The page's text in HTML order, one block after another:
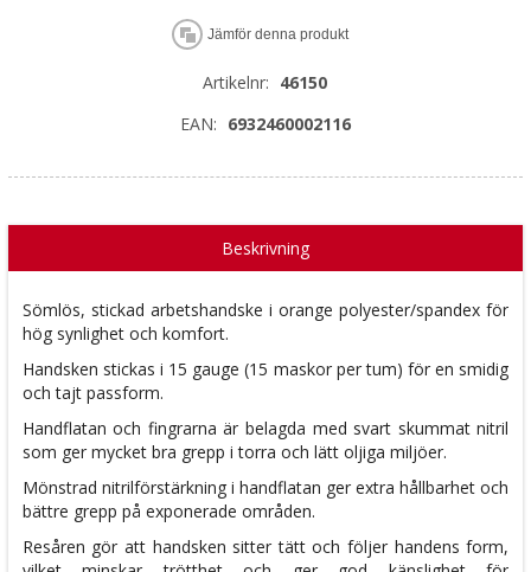
Jämför denna produkt
Artikelnr: 46150
EAN: 6932460002116
Beskrivning
Sömlös, stickad arbetshandske i orange polyester/spandex för
hög synlighet och komfort.
Handsken stickas i 15 gauge (15 maskor per tum) för en smidig
och tajt passform.
Handflatan och fingrarna är belagda med svart skummat nitril
som ger mycket bra grepp i torra och lätt oljiga miljöer.
Mönstrad nitrilförstärkning i handflatan ger extra hållbarhet och
bättre grepp på exponerade områden.
Resåren gör att handsken sitter tätt och följer handens form,